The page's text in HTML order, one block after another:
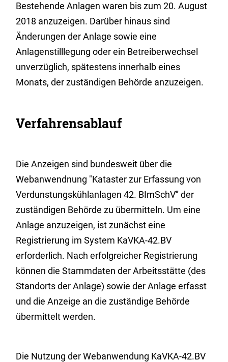
Bestehende Anlagen waren bis zum 20. August
2018 anzuzeigen. Darüber hinaus sind
Änderungen der Anlage sowie eine
Anlagenstilllegung oder ein Betreiberwechsel
unverzüglich, spätestens innerhalb eines
Monats, der zuständigen Behörde anzuzeigen.
Verfahrensablauf
Die Anzeigen sind bundesweit über die
Webanwendnung "Kataster zur Erfassung von
Verdunstungskühlanlagen 42. BImSchV"der
zuständigen Behörde zu übermitteln. Um eine
Anlage anzuzeigen, ist zunächst eine
Registrierung im System KaVKA-42.BV
erforderlich. Nach erfolgreicher Registrierung
können die Stammdaten der Arbeitsstätte (des
Standorts der Anlage) sowie der Anlage erfasst
und die Anzeige an die zuständige Behörde
übermittelt werden.
Die Nutzung der Webanwendung KaVKA-42.BV